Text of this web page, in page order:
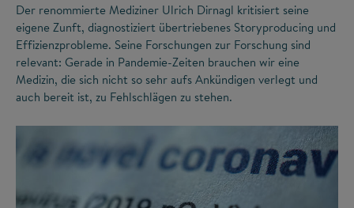
Der renommierte Mediziner Ulrich Dirnagl kritisiert seine
eigene Zunft, diagnostiziert übertriebenes Storyproducing und
Effizienzprobleme. Seine Forschungen zur Forschung sind
relevant: Gerade in Pandemie-Zeiten brauchen wir eine
Medizin, die sich nicht so sehr aufs Ankündigen verlegt und
auch bereit ist, zu Fehlschlägen zu stehen.